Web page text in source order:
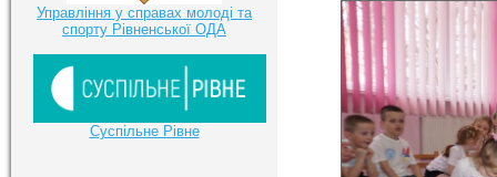
Управління у справах молоді та
спорту Рівненської ОДА
Суспільне Рівне